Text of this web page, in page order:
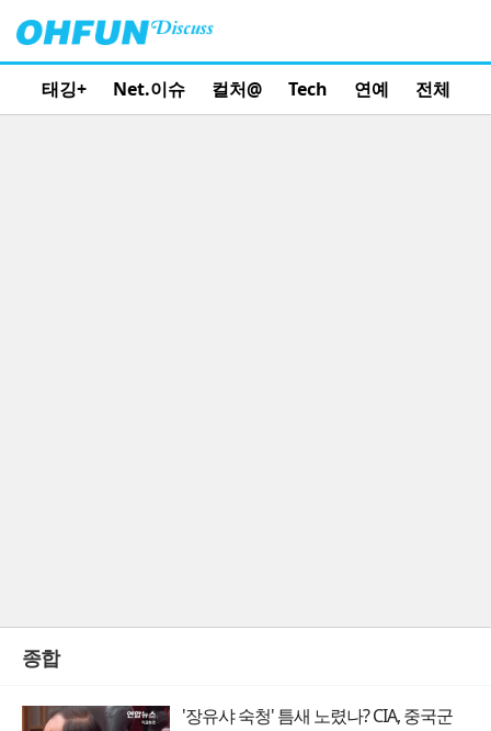
태깅+ Net.이슈 컬처@ Tech 연예 전체
종합
'장유샤 숙청' 틈새 노렸나? CIA, 중국군